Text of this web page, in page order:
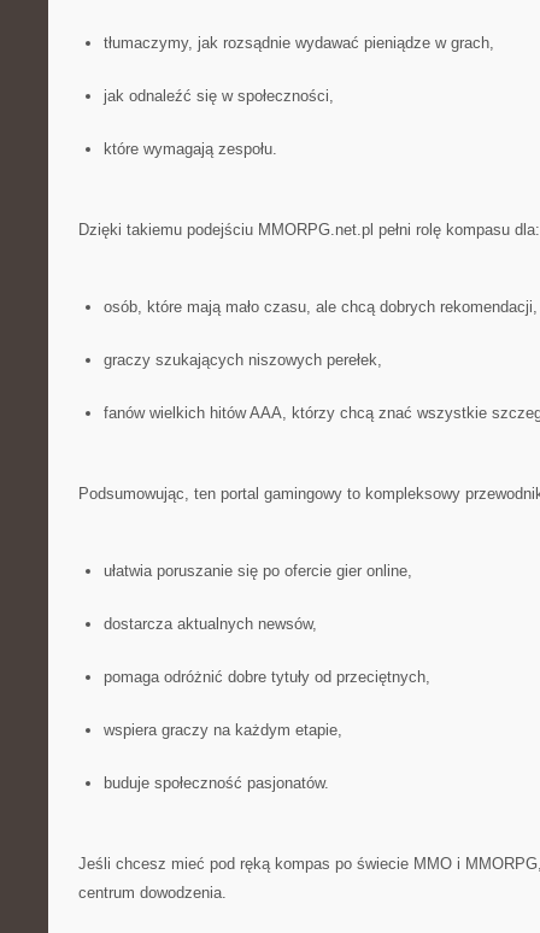
tłumaczymy, jak rozsądnie wydawać pieniądze w grach,
jak odnaleźć się w społeczności,
które wymagają zespołu.
Dzięki takiemu podejściu MMORPG.net.pl pełni rolę kompasu dla:
osób, które mają mało czasu, ale chcą dobrych rekomendacji,
graczy szukających niszowych perełek,
fanów wielkich hitów AAA, którzy chcą znać wszystkie
Podsumowując, ten portal gamingowy to kompleksowy
ułatwia poruszanie się po ofercie gier online,
dostarcza aktualnych newsów,
pomaga odróżnić dobre tytuły od przeciętnych,
wspiera graczy na każdym etapie,
buduje społeczność pasjonatów.
Jeśli chcesz mieć pod ręką kompas po świecie MMO i
centrum dowodzenia.